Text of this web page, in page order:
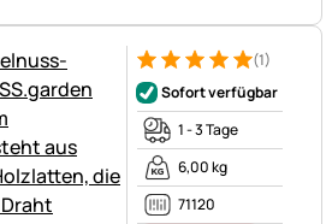
Bewertung: 5 von 5 (1
1 Bewertung
(1)
Sofort verfügbar
1 - 3 Tage
6,00 kg
71120